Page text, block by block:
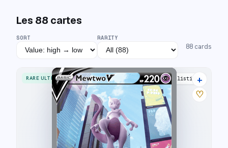
Les 88 cartes
SORT RARITY
88 cards
RARE ULTRA 41 listings
+
♡